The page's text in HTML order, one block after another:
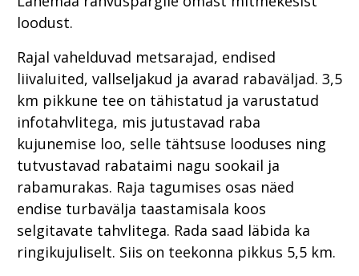
loodust.
Rajal vahelduvad metsarajad, endised
liivaluited, vallseljakud ja avarad rabaväljad. 3,5
km pikkune tee on tähistatud ja varustatud
infotahvlitega, mis jutustavad raba
kujunemise loo, selle tähtsuse looduses ning
tutvustavad rabataimi nagu sookail ja
rabamurakas. Raja tagumises osas näed
endise turbavälja taastamisala koos
selgitavate tahvlitega. Rada saad läbida ka
ringikujuliselt. Siis on teekonna pikkus 5,5 km.